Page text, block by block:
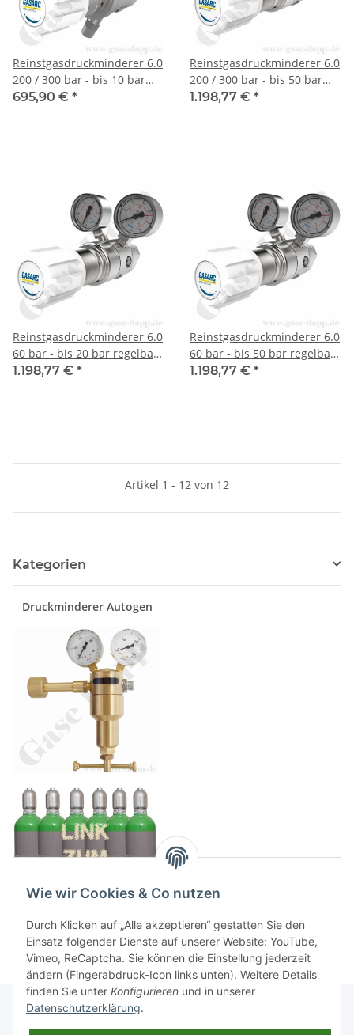
Reinstgasdruckminderer 6.0
200 / 300 bar - bis 10 bar
regelbar - 2-stufig - PTFE /
695,90 € *
Reinstgasdruckminderer 6.0
200 / 300 bar - bis 50 bar
regelbar - 2-stufig - FKM -
1.198,77 € *
Reinstgasdruckminderer 6.0
60 bar - bis 20 bar regelbar
- 2-stufig - FKM - Messing
1.198,77 € *
Reinstgasdruckminderer 6.0
60 bar - bis 50 bar regelbar
- 2-stufig - FKM - Messing
1.198,77 € *
Artikel 1 - 12 von 12
Kategorien
Druckminderer Autogen
Wie wir Cookies & Co nutzen
Durch Klicken auf „Alle akzeptieren“ gestatten Sie den
Einsatz folgender Dienste auf unserer Website: YouTube,
Vimeo, ReCaptcha. Sie können die Einstellung jederzeit
ändern (Fingerabdruck-Icon links unten). Weitere Details
finden Sie unter Konfigurieren und in unserer
Datenschutzerklärung.